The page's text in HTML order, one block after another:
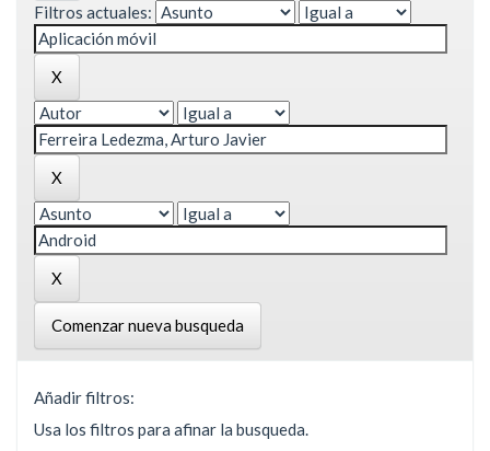
Filtros actuales:
Comenzar nueva busqueda
Añadir filtros:
Usa los filtros para afinar la busqueda.